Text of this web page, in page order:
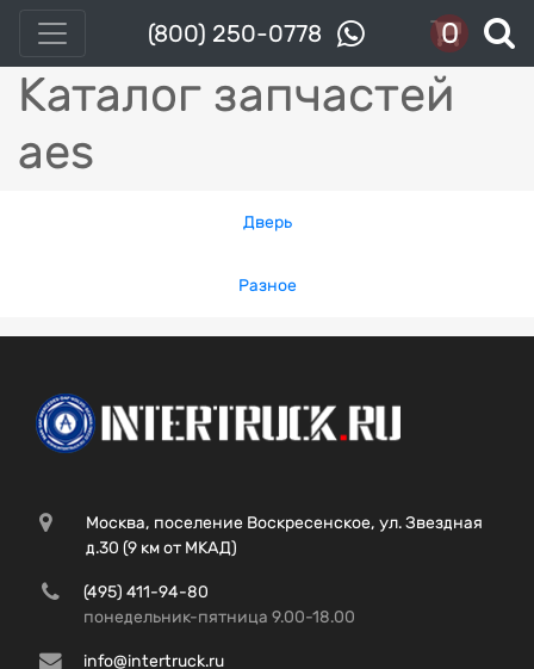
(800) 250-0778 0
Каталог запчастей
aes
Дверь
Разное
Москва, поселение Воскресенское, ул. Звездная
д.30 (9 км от МКАД)
(495) 411-94-80
понедельник-пятница 9.00-18.00
info@intertruck.ru